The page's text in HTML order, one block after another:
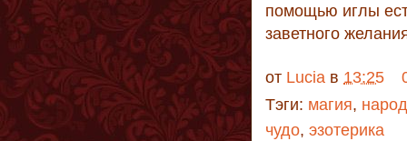
помощью иглы
заветного
от Lucia в 13:25
Тэги: магия,
чудо, эзотерика